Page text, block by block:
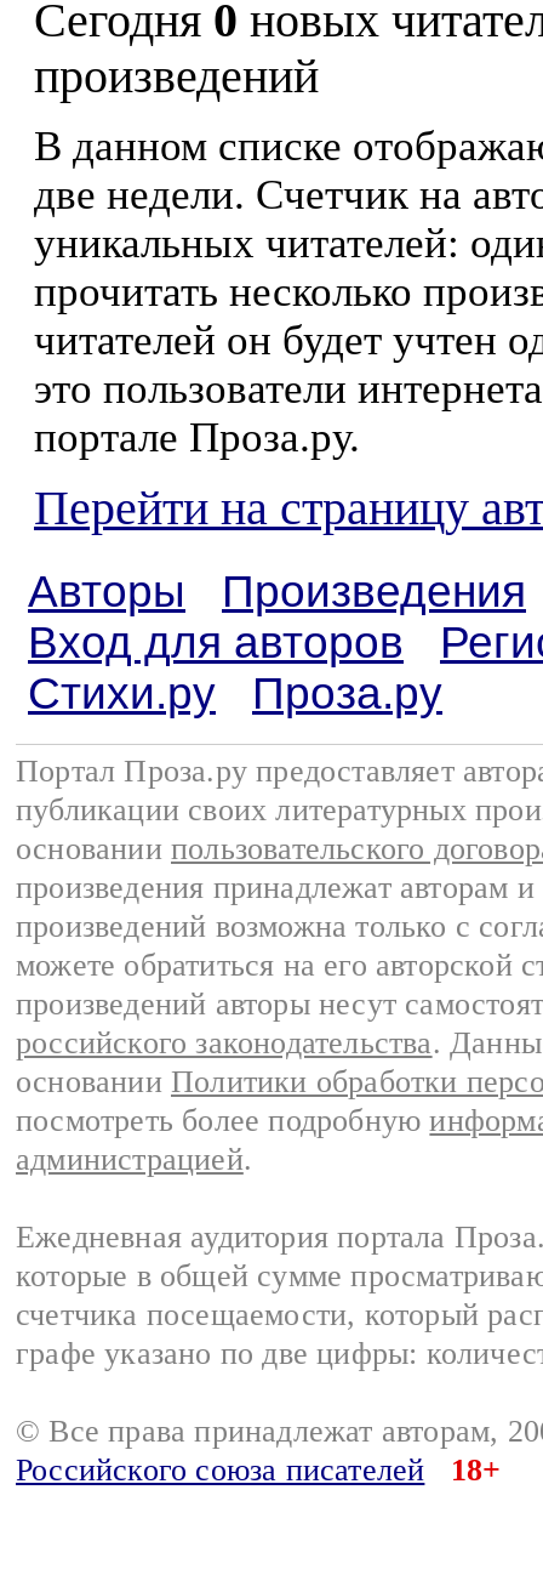
Сегодня 0 новых
произведений
В данном списке
две недели. Счетчик на
уникальных читателей:
прочитать несколько
читателей он будет учтен
это пользователи
портале Проза.ру.
Перейти на страницу
Авторы
Произведения
Вход для авторов
Стихи.ру
Проза.ру
Портал Проза.ру предоставляет
публикации своих литературных
основании пользовательского
произведения принадлежат авторам
произведений возможна только с
можете обратиться на его авторской
произведений авторы несут
российского законодательства.
основании Политики обработки
посмотреть более подробную
администрацией.
Ежедневная аудитория портала
которые в общей сумме
счетчика посещаемости, который
графе указано по две цифры:
© Все права принадлежат авторам,
Российского союза писателей
18+